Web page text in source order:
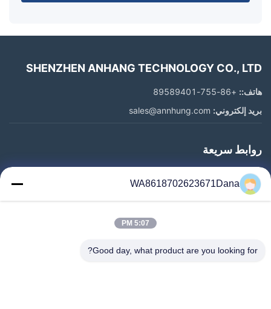
SHENZHEN ANHANG TECHNOLOGY CO., LTD
هاتف:: +86-755-89589401
بريد إلكتروني:
روابط سريعة
المنزل
المنتجات
جولة في المعمل
WA8618702623671Dana
5:07 PM
Good day, what product are you looking for?